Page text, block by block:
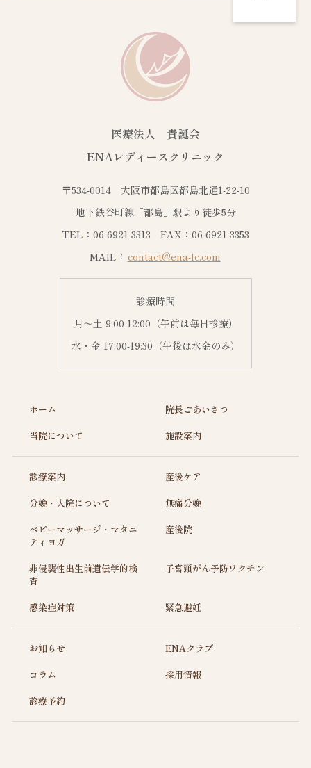
医療法人 貴誕会
ENAレディースクリニック
〒534-0014 大阪市都島区都島北通1-22-10
地下鉄谷町線「都島」駅より徒歩5分
TEL：06-6921-3313 FAX：06-6921-3353
MAIL： contact@ena-lc.com
診療時間
月～土 9:00-12:00（午前は毎日診療）
水・金 17:00-19:30（午後は水金のみ）
ホーム
院長ごあいさつ
当院について
施設案内
診療案内
産後ケア
分娩・入院について
無痛分娩
ベビーマッサージ・マタニ
ティヨガ
産後院
非侵襲性出生前遺伝学的検
査
子宮頸がん予防ワクチン
感染症対策 緊急避妊
お知らせ
ENAクラブ
コラム
採用情報
診療予約